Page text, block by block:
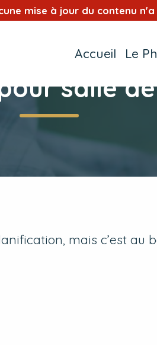
mise à jour du contenu
Accueil Le
salle
mais c’est au